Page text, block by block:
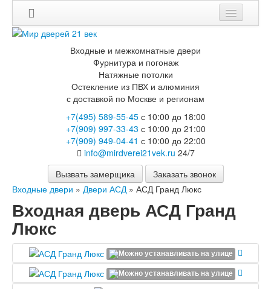
Мои заказы
Двери с терморазрывом для улицы
Противопожарные двери
Двери Бункер
Двери Лекс
Двери Рыцарь
Двери Термодор
Арктика
Монолит
Стайл
Термо Лацио
Флагман
Электрозамок Смарт
Заводские двери
Входные и межкомнатные двери
Фурнитура и погонаж
Натяжные потолки
Остекление из ПВХ и алюминия
с доставкой по Москве и регионам
+7(495) 589-55-45с 10:00 до 18:00
+7(909) 997-33-43 с 10:00 до 21:00
+7(909) 949-04-41 с 10:00 до 22:00
info@mirdverei21vek.ru 24/7
Вызвать замерщика
Заказать звонок
Входные двери » Двери АСД» АСД Гранд Люкс
Входная дверь АСД Гранд
Люкс